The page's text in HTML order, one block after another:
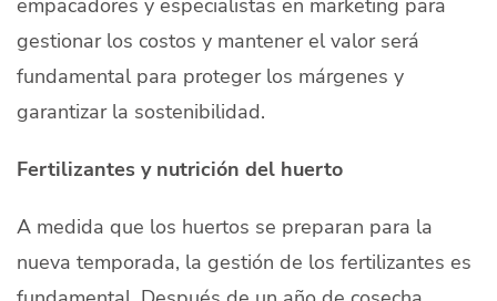
gestionar los costos y mantener el valor será
fundamental para proteger los márgenes y
garantizar la sostenibilidad.
Fertilizantes y nutrición del huerto
A medida que los huertos se preparan para la
nueva temporada, la gestión de los fertilizantes es